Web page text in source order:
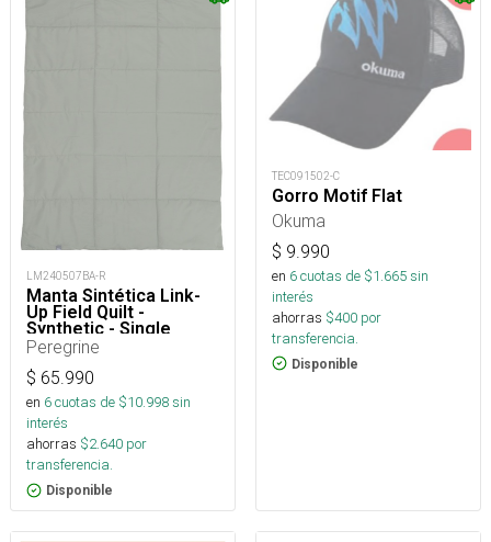
LM240507BA-R
Manta Sintética Link-
Up Field Quilt -
Synthetic - Single
Peregrine
$ 65.990
en 6cuotas de $10.998sin
interés
ahorras $2.640 por
transferencia.
Disponible
TEC091502-C
Gorro Motif Flat
Okuma
$ 9.990
en 6cuotas de $1.665sin
interés
ahorras $400 por
transferencia.
Disponible